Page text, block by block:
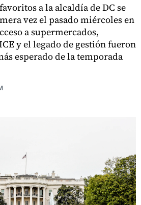
a la alcaldía de DC se
vez el pasado miércoles en
a supermercados,
y el legado de gestión fueron
esperado de la temporada